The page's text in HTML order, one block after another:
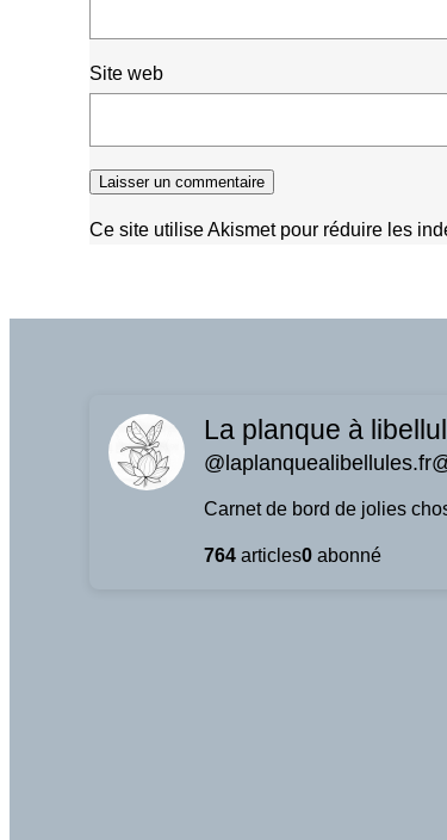
Site web
Ce site utilise Akismet pour réduire les
La planque à
Carnet de bord de jolies
764 articles0 abonné